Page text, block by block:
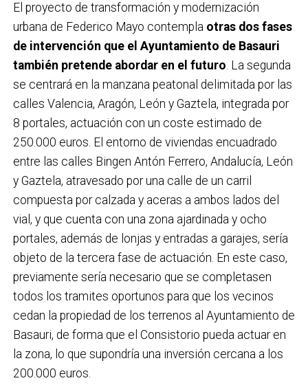
El proyecto de transformación y modernización
urbana de Federico Mayo contempla otras dos fases
de intervención que el Ayuntamiento de Basauri
también pretende abordar en el futuro. La segunda
se centrará en la manzana peatonal delimitada por las
calles Valencia, Aragón, León y Gaztela, integrada por
8 portales, actuación con un coste estimado de
250.000 euros. El entorno de viviendas encuadrado
entre las calles Bingen Antón Ferrero, Andalucía, León
y Gaztela, atravesado por una calle de un carril
compuesta por calzada y aceras a ambos lados del
vial, y que cuenta con una zona ajardinada y ocho
portales, además de lonjas y entradas a garajes, sería
objeto de la tercera fase de actuación. En este caso,
previamente sería necesario que se completasen
todos los tramites oportunos para que los vecinos
cedan la propiedad de los terrenos al Ayuntamiento de
Basauri, de forma que el Consistorio pueda actuar en
la zona, lo que supondría una inversión cercana a los
200.000 euros.